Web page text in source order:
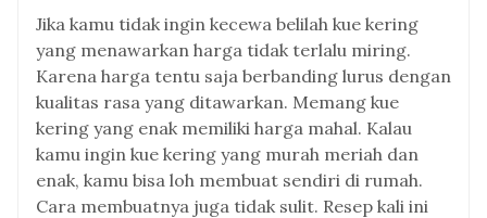
Jika kamu tidak ingin kecewa belilah kue kering
yang menawarkan harga tidak terlalu miring.
Karena harga tentu saja berbanding lurus dengan
kualitas rasa yang ditawarkan. Memang kue
kering yang enak memiliki harga mahal. Kalau
kamu ingin kue kering yang murah meriah dan
enak, kamu bisa loh membuat sendiri di rumah.
Cara membuatnya juga tidak sulit. Resep kali ini